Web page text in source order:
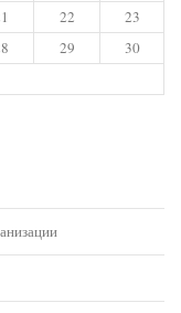
22
23
29
30